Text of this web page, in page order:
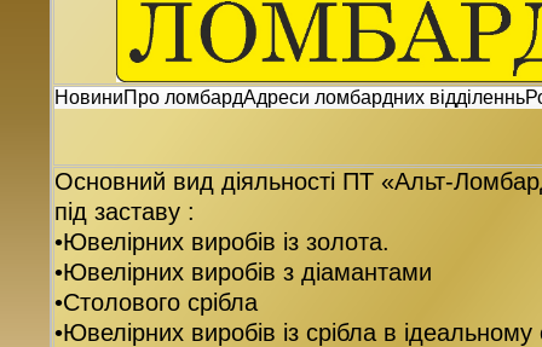
НовиниПро ломбардАдреси ломбардних відділеннь
Основний вид діяльності ПТ «Альт-
під заставу :
•Ювелірних виробів із золота.
•Ювелірних виробів з діамантами
•Столового срібла
•Ювелірних виробів із срібла в